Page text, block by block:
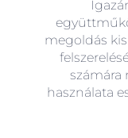
megoldás
számára
használata